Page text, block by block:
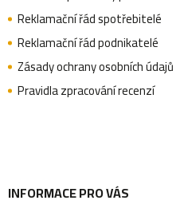
t
Reklamační řád spotřebitelé
Reklamační řád podnikatelé
Zásady ochrany osobních údajů
Pravidla zpracování recenzí
INFORMACE PRO VÁS